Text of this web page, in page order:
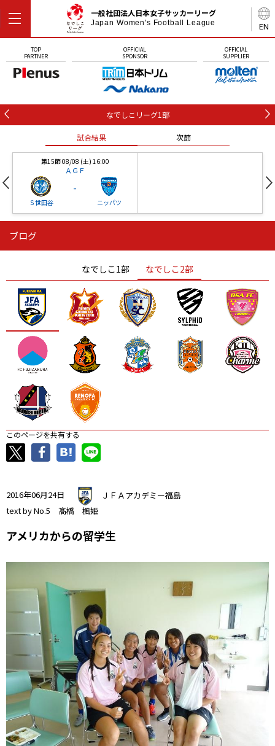
EN
一般社団法人日本女子サッカーリーグ
Japan Women's Football League
TOP
PARTNER
OFFICIAL
SPONSOR
OFFICIAL
SUPPLIER
なでしこリーグ1部
試合結果 次節
第15節 08/08 (土) 16:00
ＡＧＦ
Ｓ世田谷
-
ニッパツ
ニッパツ
ニッパツ 名古屋
石人の星
静岡 愛媛Ｌ
ブログ
なでしこ1部 なでしこ2部
このページを共有する
2016年06月24日
ＪＦＡアカデミー福島
text by No.5 髙橋 楓姫
アメリカからの留学生